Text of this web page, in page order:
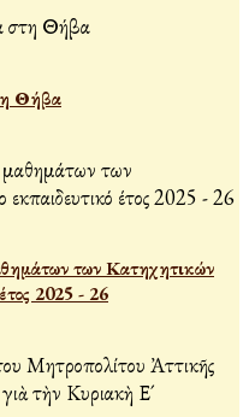
Θήβα
των Κατηχητικών
2025 - 26